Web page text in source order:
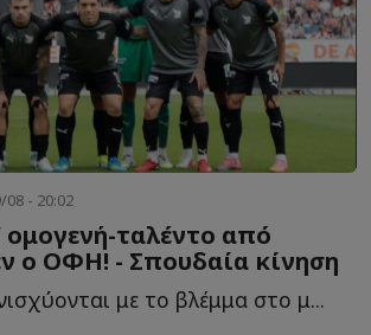
08 - 20:02
ομογενή-ταλέντο από
ο ΟΦΗ! - Σπουδαία κίνηση
με το βλέμμα στο μ...